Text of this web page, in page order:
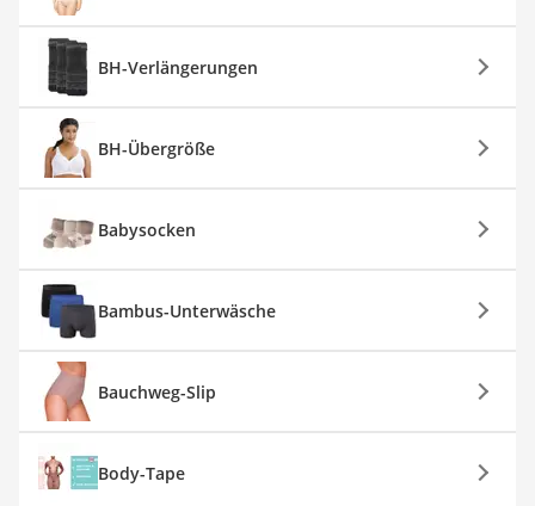
BH-Verlängerungen
BH-Übergröße
Babysocken
Bambus-Unterwäsche
Bauchweg-Slip
Body-Tape